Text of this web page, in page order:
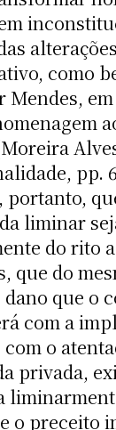
como
pp.
portanto,
liminar
do rito
que do
que o
com a
o
privada,
o preceito